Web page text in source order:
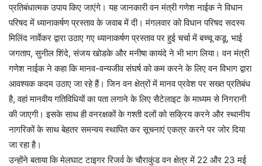
प्रतिबंधात्मक उपाय किए जाएंगे। यह जानकारी वन मंत्री गणेश नाईक ने विधान
परिषद में ध्यानाकर्षण प्रस्ताव के जवाब में दी। मंगलवार को विधान परिषद सदस्य
मिलिंद नार्वेकर द्वारा उठाए गए ध्यानाकर्षण प्रस्ताव पर हुई चर्चा में बच्चू कडू, भाई
जगताप, सुनील शिंदे, संजय खोडके और मनीषा कायंदे ने भी भाग लिया। वन मंत्री
गणेश नाईक ने कहा कि मानव-वन्यजीव संघर्ष को कम करने के लिए वन विभाग द्वारा
आवश्यक कदम उठाए जा रहे हैं। जिन वन क्षेत्रों में मानव प्रवेश पर सख्त प्रतिबंध
है, वहां मानवीय गतिविधियों का पता लगाने के लिए सैटेलाइट के माध्यम से निगरानी
की जाएगी। इसके साथ ही वनरक्षकों के गश्ती दलों को सक्रिय करने और स्थानीय
नागरिकों के साथ बेहतर समन्वय स्थापित कर सूचनाएं एकत्र करने पर जोर दिया
जा रहा है।
उन्होंने बताया कि मेलघाट टाइगर रिजर्व के चौराकुंड वन क्षेत्र में 22 और 23 मई